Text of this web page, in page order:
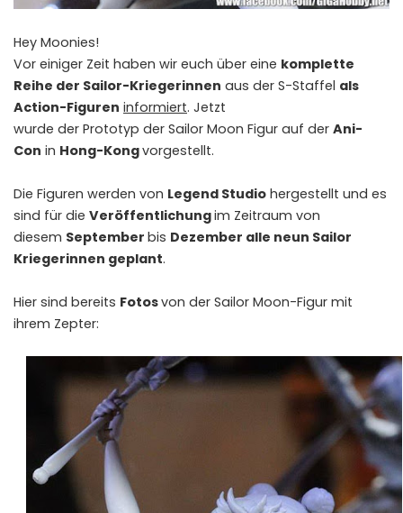
Hey Moonies!
Vor einiger Zeit haben wir euch über eine komplette
Reihe der Sailor-Kriegerinnen aus der S-Staffel als
Action-Figuren informiert. Jetzt
wurde der Prototyp der Sailor Moon Figur auf der Ani-
Con in Hong-Kongvorgestellt.
Die Figuren werden von Legend Studio hergestellt und es
sind für die Veröffentlichungim Zeitraum von
diesem September bis Dezember alle neun Sailor
Kriegerinnen geplant.
Hier sind bereits Fotosvon der Sailor Moon-Figur mit
ihrem Zepter: